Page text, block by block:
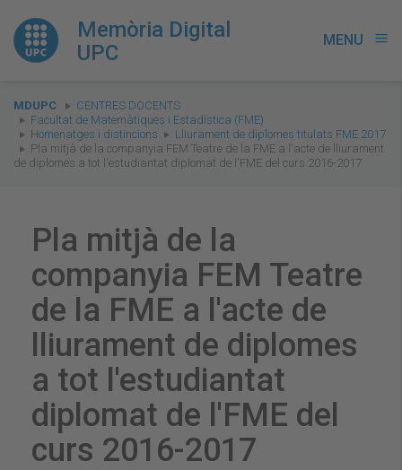
Memòria Digital
UPC
MENU menu
You
are
here:
MDUPC
CENTRES DOCENTS
Facultat de Matemàtiques i Estadística (FME)
Homenatges i distincions
Lliurament de diplomes titulats FME 2017
Pla mitjà de la companyia FEM Teatre de la FME a l'acte de lliurament
de diplomes a tot l'estudiantat diplomat de l'FME del curs 2016-2017
Pla mitjà de la
companyia FEM Teatre
de la FME a l'acte de
lliurament de diplomes
a tot l'estudiantat
diplomat de l'FME del
curs 2016-2017